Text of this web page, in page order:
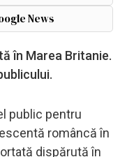
News
în Marea Britanie.
public pentru
româncă în
dispărută în